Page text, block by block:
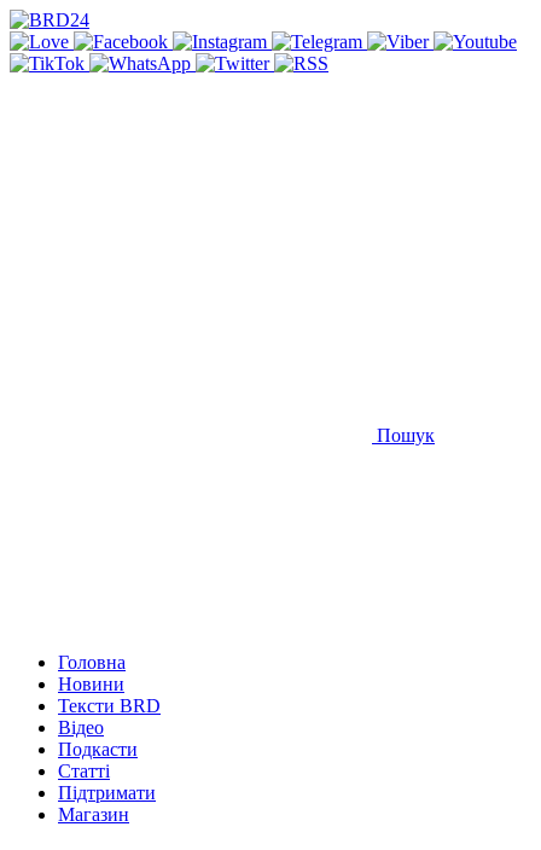
Пошук
Головна
Новини
Тексти BRD
Відео
Подкасти
Статті
Підтримати
Магазин